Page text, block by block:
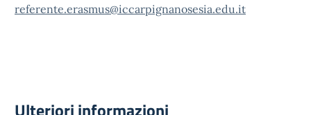
referente.erasmus@iccarpignanosesia.edu.it
Ulteriori informazioni